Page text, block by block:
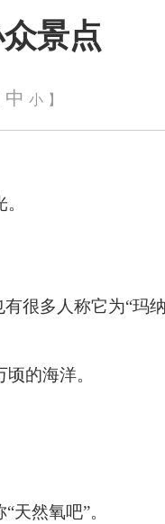
景点
中 小 】
盐湖”。